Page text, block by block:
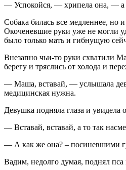
— Успокойся, — хрипела она, — а
Собака билась все медленнее, но
Окоченевшие руки уже не могли
было только мать и гибнущую
Внезапно чьи-то руки схватили
берегу и тряслись от холода и
— Маша, вставай, — услышала
медицинская нужна.
Девушка подняла глаза и
— Вставай, вставай, а то так
— А как же она? – посиневшими
Вадим, недолго думая, поднял пса